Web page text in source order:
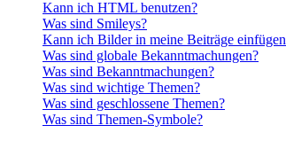
Kann ich HTML benutzen?
Was sind Smileys?
Kann ich Bilder in meine Beiträge
Was sind globale Bekanntmachungen?
Was sind Bekanntmachungen?
Was sind wichtige Themen?
Was sind geschlossene Themen?
Was sind Themen-Symbole?